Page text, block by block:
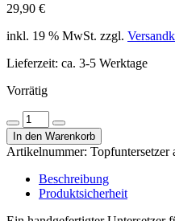
29,90 €
inkl. 19 % MwSt. zzgl.
Lieferzeit: ca. 3-5 Werktage
Vorrätig
Menge
verringern
Topfuntersetzer
aus
Filz,
checkerboard
electric-
blue
Menge
Menge
erhöhen
In den Warenkorb
Artikelnummer: Topfuntersetzer
Beschreibung
Produktsicherheit